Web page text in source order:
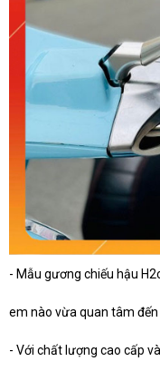
- Mẫu gương chiếu hậu
em nào vừa quan tâm đến
- Với chất lượng cao cấp